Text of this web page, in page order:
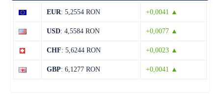
EUR: 5,2554 RON +0,0041 ▲
USD: 4,5584 RON +0,0077 ▲
CHF: 5,6244 RON +0,0023 ▲
GBP: 6,1277 RON +0,0041 ▲